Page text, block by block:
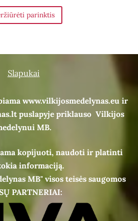
parinktis
Slapukai
www.vilkijosmedelynas.eu ir
puslapyje priklauso Vilkijos
MB.
kopijuoti, naudoti ir platinti
informaciją.
MB" visos teisės saugomos
PARTNERIAI: